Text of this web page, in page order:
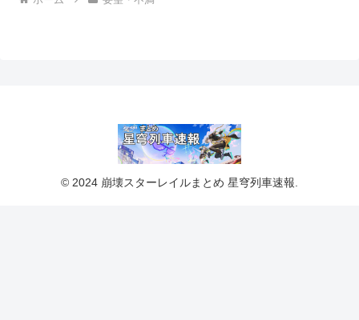
© 2024 崩壊スターレイルまとめ 星穹列車速報.